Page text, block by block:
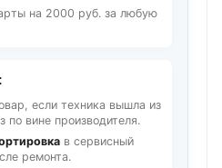
на 2000 руб. за любую
если техника вышла из
по вине производителя.
в сервисный
ремонта.